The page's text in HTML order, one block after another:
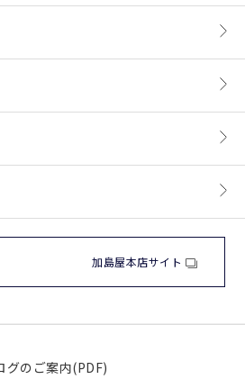
加島屋本店サイト
グのご案内(PDF)